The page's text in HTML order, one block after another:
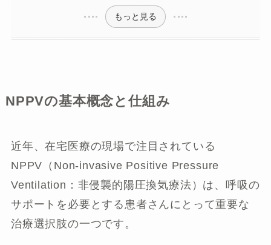
もっと見る
NPPVの基本概念と仕組み
近年、在宅医療の現場で注目されている
NPPV（Non-invasive Positive Pressure
Ventilation：非侵襲的陽圧換気療法）は、呼吸の
サポートを必要とする患者さんにとって重要な
治療選択肢の一つです。